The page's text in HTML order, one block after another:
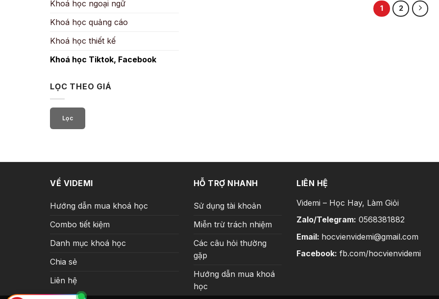
Khoá học ngoại ngữ
Khoá học quảng cáo
Khoá học thiết kế
Khoá học Tiktok, Facebook
LỌC THEO GIÁ
Giá
thiểu
Giá
Lọc
1 2
VỀ VIDEMI
Hướng dẫn mua khoá học
Combo tiết kiệm
Danh mục khoá học
Chia sẻ
Liên hệ
HỖ TRỢ NHANH
Sử dụng tài khoản
Miễn trừ trách nhiệm
Các câu hỏi thường
gặp
Hướng dẫn mua khoá
học
LIÊN HỆ
Videmi – Học Hay, Làm Giỏi
Zalo/Telegram: 0568381882
Email: hocvienvidemi@gmail.com
Facebook: fb.com/hocvienvidemi